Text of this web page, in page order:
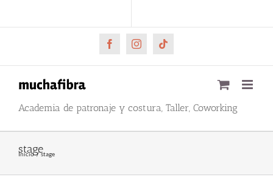
al
FacebookInstagramTiktok
Academia de patronaje y costura, Taller, Coworking
stage
Inicio stage